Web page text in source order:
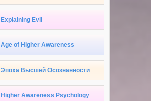
Explaining Evil
Age of Higher Awareness
Эпоха Высшей Осознанности
Higher Awareness Psychology